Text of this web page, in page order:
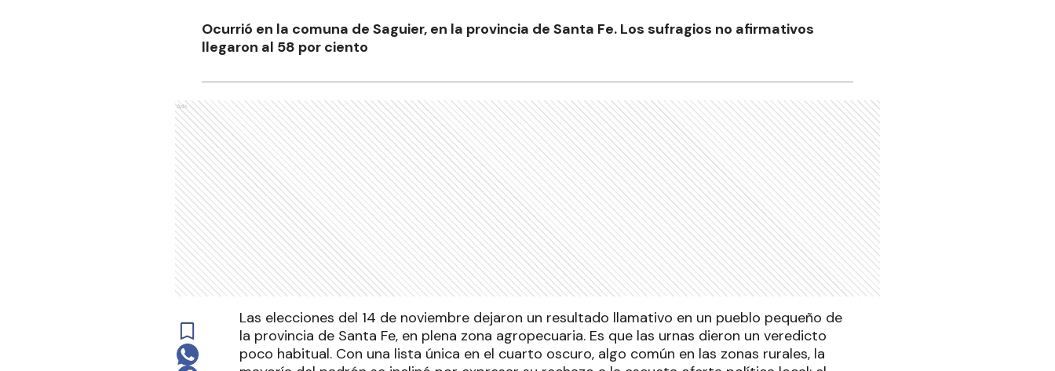
Ocurrió en la comuna de Saguier, en la provincia de Santa Fe. Los sufragios no afirmativos
llegaron al 58 por ciento
Ads
Las elecciones del 14 de noviembre dejaron un resultado llamativo en un pueblo pequeño de
la provincia de Santa Fe, en plena zona agropecuaria. Es que las urnas dieron un veredicto
poco habitual. Con una lista única en el cuarto oscuro, algo común en las zonas rurales, la